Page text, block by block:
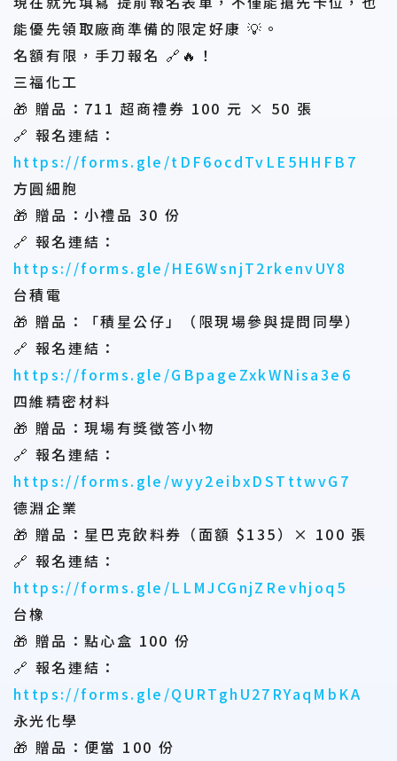
能優先領取廠商準備的限定好康 💡。
名額有限，手刀報名 🔗🔥！
三福化工
🎁 贈品：711 超商禮券 100 元 × 50 張
🔗 報名連結：
https://forms.gle/tDF6ocdTvLE5HHFB7
方圓細胞
🎁 贈品：小禮品 30 份
🔗 報名連結：
https://forms.gle/HE6WsnjT2rkenvUY8
台積電
🎁 贈品：「積星公仔」（限現場參與提問同學）
🔗 報名連結：
https://forms.gle/GBpageZxkWNisa3e6
四維精密材料
🎁 贈品：現場有獎徵答小物
🔗 報名連結：
https://forms.gle/wyy2eibxDSTttwvG7
德淵企業
🎁 贈品：星巴克飲料券（面額 $135）× 100 張
🔗 報名連結：
https://forms.gle/LLMJCGnjZRevhjoq5
台橡
🎁 贈品：點心盒 100 份
🔗 報名連結：
https://forms.gle/QURTghU27RYaqMbKA
永光化學
🎁 贈品：便當 100 份